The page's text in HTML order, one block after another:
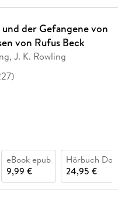
der Gefangene von
von Rufus Beck
J. K. Rowling
)
eBook epub
9,99 €
Hörbuch
24,95 €